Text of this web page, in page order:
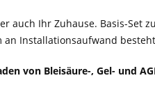
auch Ihr Zuhause. Basis-Set
an Installationsaufwand
von Bleisäure-, Gel- und